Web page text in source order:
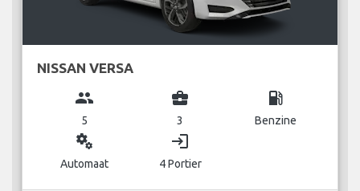
NISSAN VERSA
group
5
business_center
3
local_gas_station
Benzine
miscellaneous_services
Automaat
login
4 Portier